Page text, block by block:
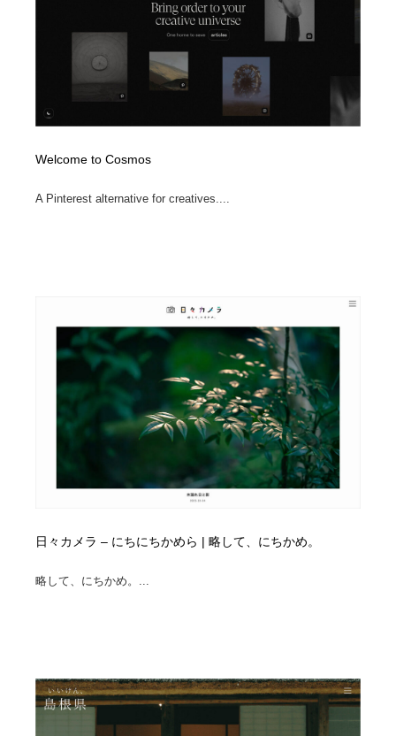
Welcome to Cosmos
A Pinterest alternative for creatives....
日々カメラ – にちにちかめら | 略して、にちかめ。
略して、にちかめ。...